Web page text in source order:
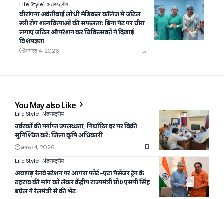
Life Style अंतराष्ट्रीय
वीरांगना अवंतीबाई लोधी मेडिकल कॉलेज में जटिल
स्त्री रोग शल्यक्रियाओं की सफलता: बिना पेट पर चीरा
लगाए जटिल ऑपरेशन कर चिकित्सकों ने दिखाई
विशेषज्ञता
अगस्त 4, 2026
You May also Like
Life Style अंतराष्ट्रीय
उर्वरकों की पर्याप्त उपलब्धता, निर्धारित दर पर बिक्री
सुनिश्चित करें: जिला कृषि अधिकारी
अगस्त 4, 2026
Life Style अंतराष्ट्रीय
अवागढ़ रेलवे स्टेशन पर आगरा फोर्ट–एटा पैसेंजर ट्रेन के
ठहराव की मांग को लेकर केंद्रीय राज्यमंत्री प्रो0 एसपी सिंह
बघेल ने रेलमंत्री से की भेंट